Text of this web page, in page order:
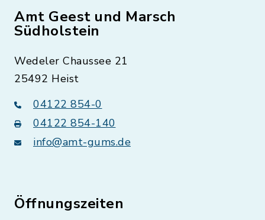
Amt Geest und Marsch
Südholstein
Wedeler Chaussee 21
25492 Heist
04122 854-0
04122 854-140
info@amt-gums.de
Öffnungszeiten